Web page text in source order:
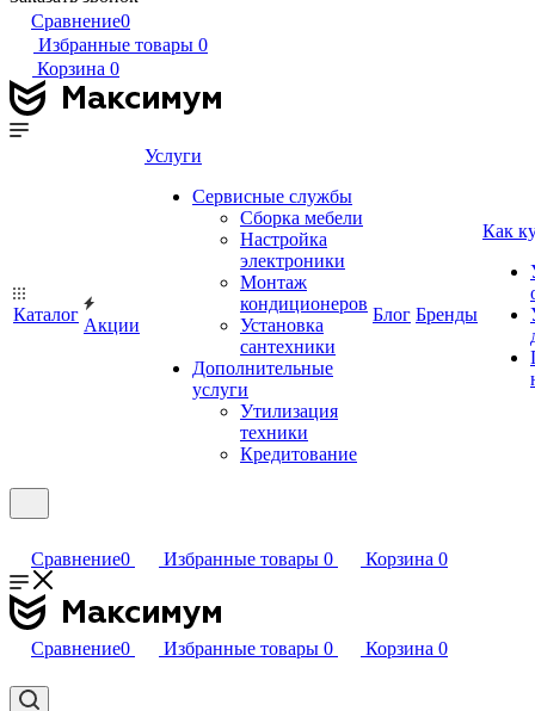
Сравнение0
Избранные товары 0
Корзина 0
Каталог
Акции
Услуги
Сервисные службы
Сборка мебели
Настройка
электроники
Монтаж
кондиционеров
Установка
сантехники
Дополнительные
услуги
Утилизация
техники
Кредитование
Блог Бренды
Как
Сравнение0 Избранные товары 0 Корзина 0
Сравнение0 Избранные товары 0 Корзина 0